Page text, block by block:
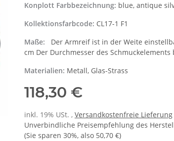
Konplott Farbbezeichnung: blue, antique
Kollektionsfarbcode: CL17-1 F1
Maße:
Der Armreif ist in der Weite
cm Der Durchmesser des Schmuckelements
Materialien: Metall, Glas-Strass
118,30 €
inkl. 19% USt. , Versandkostenfreie Lieferung
Unverbindliche Preisempfehlung des
(Sie sparen 30%, also 50,70 €)